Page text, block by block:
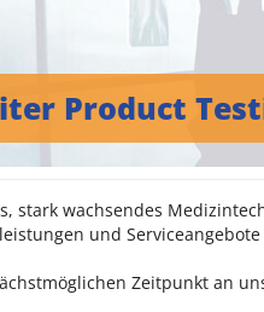
Product
stark wachsendes
und
Zeitpunkt an